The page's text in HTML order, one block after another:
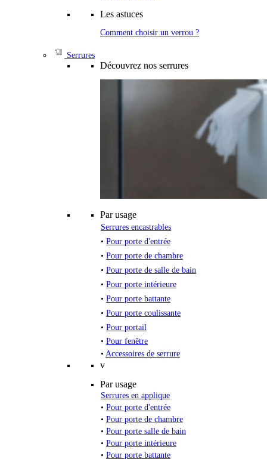
Les astuces
Comment choisir un verrou ?
Serrures
Découvrez nos serrures
Par usage
Serrures encastrables
• Pour porte d'entrée
• Pour porte de chambre
• Pour porte de salle de bain
• Pour porte intérieure
• Pour porte battante
• Pour porte coulissante
• Pour portail
• Pour fenêtre
• Accessoires de serrure
v
Par usage
Serrures en applique
• Pour porte d'entrée
• Pour porte de chambre
• Pour porte salle de bain
• Pour porte intérieure
• Pour porte battante